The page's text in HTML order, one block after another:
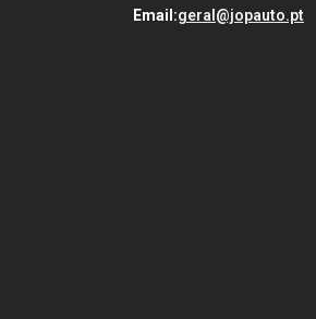
Email:geral@jopauto.pt